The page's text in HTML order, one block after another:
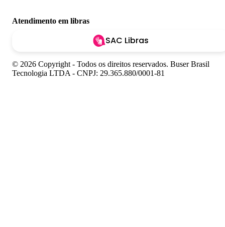
Atendimento em libras
SAC Libras
© 2026 Copyright - Todos os direitos reservados. Buser Brasil
Tecnologia LTDA - CNPJ: 29.365.880/0001-81